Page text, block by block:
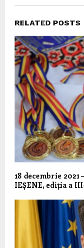
RELATED POSTS
18 decembrie 2021
IEȘENE, ediția a